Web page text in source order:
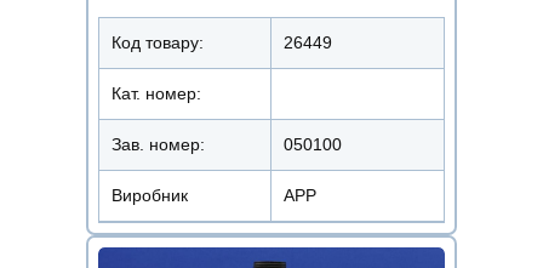
Код товару: 26449
Кат. номер:
Зав. номер: 050100
Виробник APP